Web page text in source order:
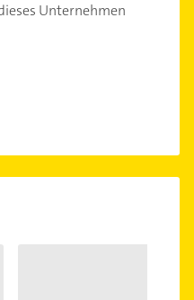
Unternehmen